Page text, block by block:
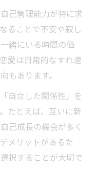
己管理能力が特に求
ることで不安や寂し
緒にいる時間の価
愛は日常的なすれ違
もあります。
自立した関係性」を
たとえば、互いに新
己成長の機会が多く
メリットがあるた
択することが大切で